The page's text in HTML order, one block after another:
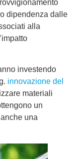
dipendenza dalle
alla
investendo
innovazione del
materiali
un
una